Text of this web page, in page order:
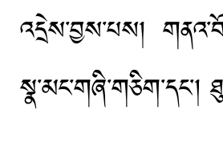
འདྲེས་བྱས་པས།
སྣ་མང་གཞི་གཅིག་དང་།